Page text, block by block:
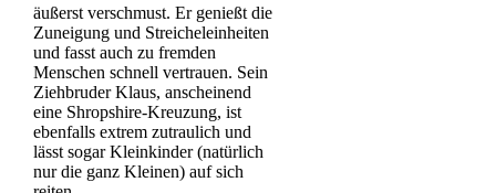
äußerst verschmust. Er genießt die
Zuneigung und Streicheleinheiten
und fasst auch zu fremden
Menschen schnell vertrauen. Sein
Ziehbruder Klaus, anscheinend
eine Shropshire-Kreuzung, ist
ebenfalls extrem zutraulich und
lässt sogar Kleinkinder (natürlich
nur die ganz Kleinen) auf sich